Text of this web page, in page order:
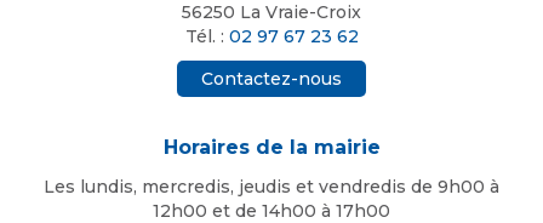
56250 La Vraie-Croix
Tél. : 02 97 67 23 62
Contactez-nous
Horaires de la mairie
Les lundis, mercredis, jeudis et vendredis de 9h00 à
12h00 et de 14h00 à 17h00